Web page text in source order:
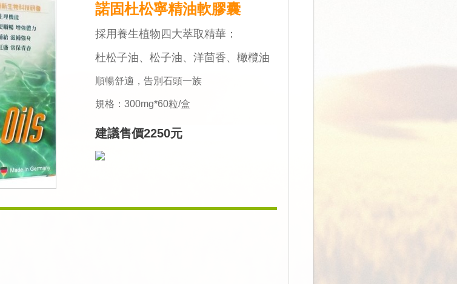
諾固杜松寧精油軟膠囊
採用養生植物四大萃取精華：
杜松子油、松子油、洋茴香、橄欖油
順暢舒適，告別石頭一族
規格：300mg*60粒/盒
建議售價2250元